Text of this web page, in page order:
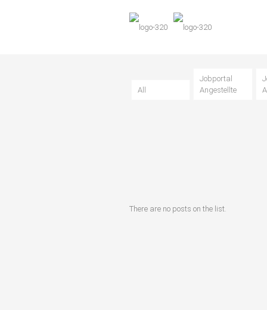
All
Jobportal
Angestellte
There are no posts on the list.